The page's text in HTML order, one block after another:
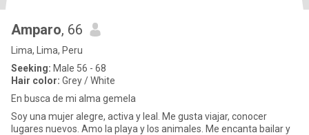
Amparo, 66
Lima, Lima, Peru
Seeking: Male 56 - 68
Hair color: Grey / White
En busca de mi alma gemela
Soy una mujer alegre, activa y leal. Me gusta viajar, conocer
lugares nuevos. Amo la playa y los animales. Me encanta bailar y